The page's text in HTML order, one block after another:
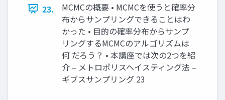
23.
MCMCの概要 • MCMCを使うと確率分
布からサンプリングできることはわ
かった • 目的の確率分布からサンプ
リングするMCMCのアルゴリズムは
何 だろう？ • 本講座では次の2つを紹
介 ‒ メトロポリスヘイスティング法 ‒
ギブスサンプリング 23